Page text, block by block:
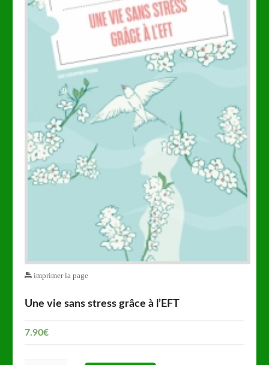
imprimer la page
Une vie sans stress grâce à l’EFT
7.90€